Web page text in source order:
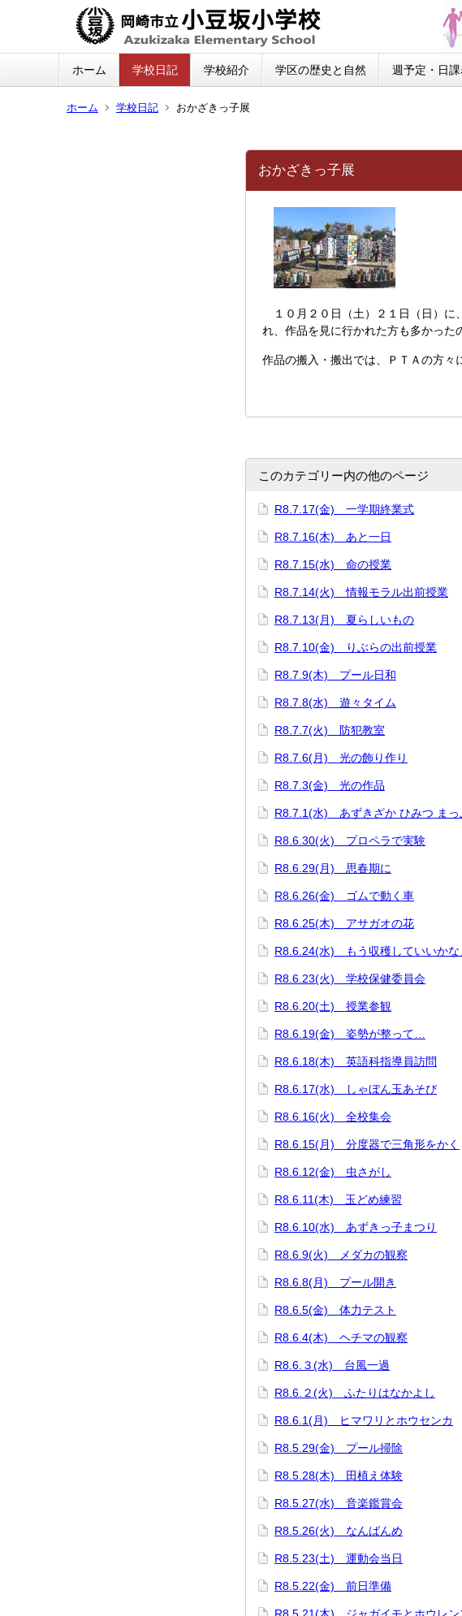
ホーム 学校日記 学校紹介 学区の歴史と自然 週予定・日
ホーム 学校日記 おかざきっ子展
おかざきっ子展
１０月２０日（土）２１日（日）に
れ、作品を見に行かれた方も多かった
作品の搬入・搬出では、ＰＴＡの方々
このカテゴリー内の他のページ
R8.7.17(金) 一学期終業式
R8.7.16(木) あと一日
R8.7.15(水) 命の授業
R8.7.14(火) 情報モラル出前授業
R8.7.13(月) 夏らしいもの
R8.7.10(金) りぶらの出前授業
R8.7.9(木) プール日和
R8.7.8(水) 遊々タイム
R8.7.7(火) 防犯教室
R8.7.6(月) 光の飾り作り
R8.7.3(金) 光の作品
R8.7.1(水) あずきざか ひみつ まっ
R8.6.30(火) プロペラで実験
R8.6.29(月) 思春期に
R8.6.26(金) ゴムで動く車
R8.6.25(木) アサガオの花
R8.6.24(水) もう収穫していいかな
R8.6.23(火) 学校保健委員会
R8.6.20(土) 授業参観
R8.6.19(金) 姿勢が整って…
R8.6.18(木) 英語科指導員訪問
R8.6.17(水) しゃぼん玉あそび
R8.6.16(火) 全校集会
R8.6.15(月) 分度器で三角形をかく
R8.6.12(金) 虫さがし
R8.6.11(木) 玉どめ練習
R8.6.10(水) あずきっ子まつり
R8.6.9(火) メダカの観察
R8.6.8(月) プール開き
R8.6.5(金) 体力テスト
R8.6.4(木) ヘチマの観察
R8.6.３(水) 台風一過
R8.6.２(火) ふたりはなかよし
R8.6.1(月) ヒマワリとホウセンカ
R8.5.29(金) プール掃除
R8.5.28(木) 田植え体験
R8.5.27(水) 音楽鑑賞会
R8.5.26(火) なんばんめ
R8.5.23(土) 運動会当日
R8.5.22(金) 前日準備